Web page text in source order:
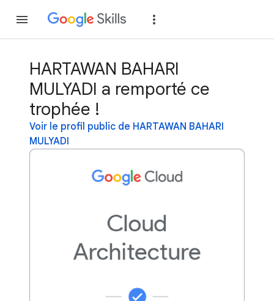
HARTAWAN BAHARI
MULYADI a remporté ce
trophée !
Voir le profil public de HARTAWAN BAHARI
MULYADI